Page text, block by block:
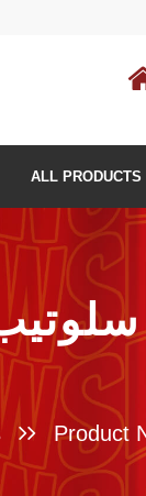
ALL PRODUCTS
Product